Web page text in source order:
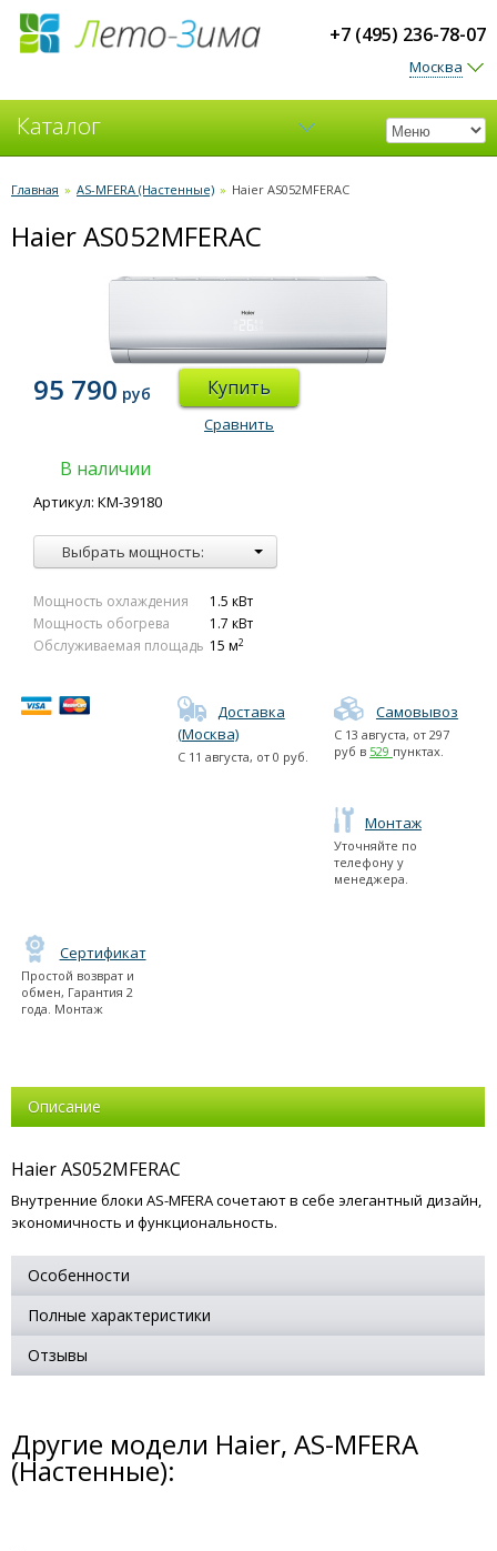
+7 (495) 236-78-07
Москва
Каталог
Кондиционеры
Вентиляция
Главная » AS-MFERA (Настенные) » Haier AS052MFERAC
Haier AS052MFERAC
95 790 руб Купить
Сравнить
В наличии
Артикул: КМ-39180
Выбрать мощность:
Мощность охлаждения
1.5 кВт
Мощность обогрева
1.7 кВт
Обслуживаемая площадь 15 м2
Доставка
(Москва)
С 11 августа, от 0 руб.
Самовывоз
С 13 августа, от 297
руб в 529 пунктах.
Монтаж
Уточняйте по
телефону у
менеджера.
Сертификат
Простой возврат и
обмен, Гарантия 2
года. Монтаж
Описание
Haier AS052MFERAC
Внутренние блоки AS-MFERA сочетают в себе элегантный дизайн,
экономичность и функциональность.
Особенности
Полные характеристики
Отзывы
Другие модели Haier, AS-MFERA
(Настенные):